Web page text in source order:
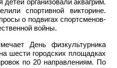
детей организовали аквагрим.
спортивной викторине.
о подвигах спортсменов-
войны.
День физкультурника
шести городских площадках
по 20 направлениям. По